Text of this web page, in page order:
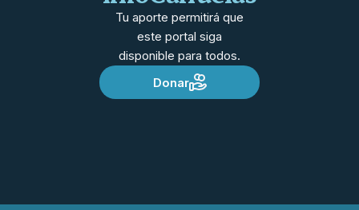
Tu aporte permitirá que
este portal siga
disponible para todos.
Donar